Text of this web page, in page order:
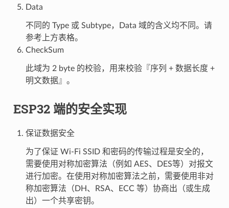
Data
不同的 Type 或 Subtype，Data 域的含义均不同。请
参考上方表格。
CheckSum
此域为 2 byte 的校验，用来校验『序列 + 数据长度 +
明文数据』。
ESP32 端的安全实现
保证数据安全
为了保证 Wi-Fi SSID 和密码的传输过程是安全的，
需要使用对称加密算法（例如 AES、DES等）对报文
进行加密。在使用对称加密算法之前，需要使用非对
称加密算法（DH、RSA、ECC 等）协商出（或生成
出）一个共享密钥。